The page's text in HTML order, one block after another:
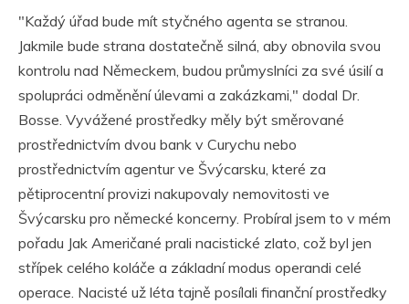
"Každý úřad bude mít styčného agenta se stranou.
Jakmile bude strana dostatečně silná, aby obnovila svou
kontrolu nad Německem, budou průmyslníci za své úsilí a
spolupráci odměnění úlevami a zakázkami," dodal Dr.
Bosse. Vyvážené prostředky měly být směrované
prostřednictvím dvou bank v Curychu nebo
prostřednictvím agentur ve Švýcarsku, které za
pětiprocentní provizi nakupovaly nemovitosti ve
Švýcarsku pro německé koncerny. Probíral jsem to v mém
pořadu Jak Američané prali nacistické zlato, což byl jen
střípek celého koláče a základní modus operandi celé
operace. Nacisté už léta tajně posílali finanční prostředky